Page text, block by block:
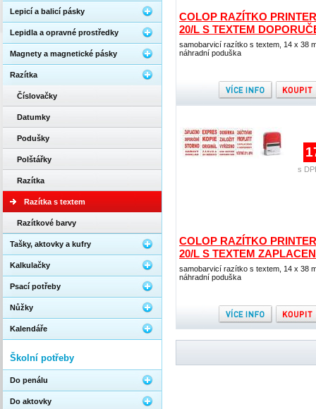
COLOP RAZÍTKO PRINTER
20/L S TEXTEM
samobarvicí razítko s textem, 14 x 38
náhradní poduška
COLOP RAZÍTKO PRINTER
20/L S TEXTEM
samobarvicí razítko s textem, 14 x 38
náhradní poduška
s
Lepicí a balicí pásky
Lepidla a opravné prostředky
Magnety a magnetické pásky
Razítka
Číslovačky
Datumky
Podušky
Polštářky
Razítka
Razítka s textem
Razítkové barvy
Tašky, aktovky a kufry
Kalkulačky
Psací potřeby
Nůžky
Kalendáře
Školní potřeby
Do penálu
Do aktovky